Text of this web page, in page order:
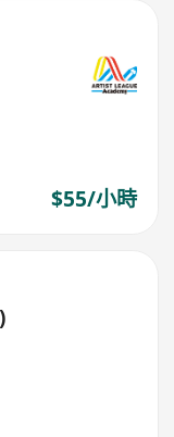
$55/小時